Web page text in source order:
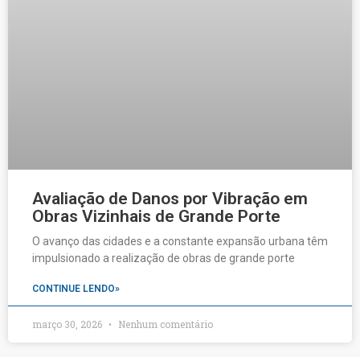
Avaliação de Danos por Vibração em
Obras Vizinhais de Grande Porte
O avanço das cidades e a constante expansão urbana têm
impulsionado a realização de obras de grande porte
CONTINUE LENDO»
março 30, 2026 Nenhum comentário